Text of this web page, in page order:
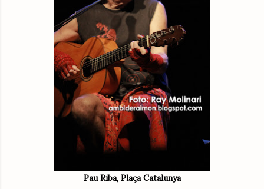
Pau Riba, Plaça Catalunya